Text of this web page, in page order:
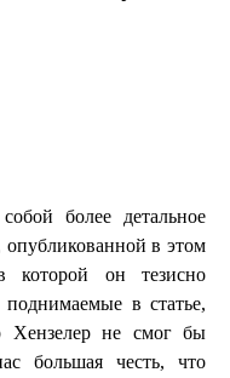
более детальное
опубликованной в этом
которой он тезисно
в статье,
Хензелер не смог бы
большая честь, что